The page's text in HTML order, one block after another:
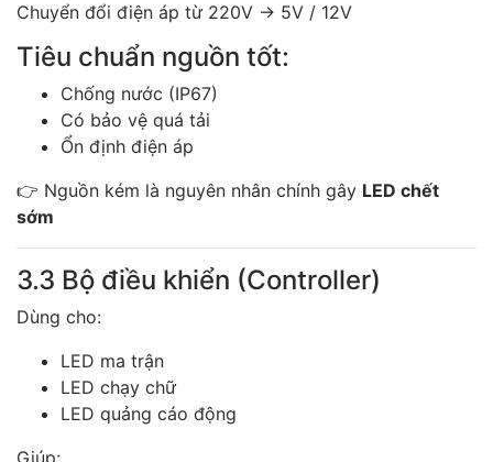
Chuyển đổi điện áp từ 220V → 5V / 12V
Tiêu chuẩn nguồn tốt:
Chống nước (IP67)
Có bảo vệ quá tải
Ổn định điện áp
👉 Nguồn kém là nguyên nhân chính gây LED chết
sớm
3.3 Bộ điều khiển (Controller)
Dùng cho:
LED ma trận
LED chạy chữ
LED quảng cáo động
Giúp: